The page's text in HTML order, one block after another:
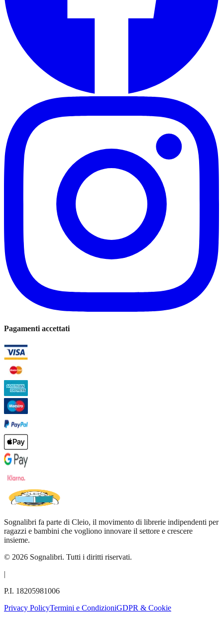
Pagamenti accettati
Sognalibri fa parte di Cleio, il movimento di librerie indipendenti per
ragazzi e bambini che vogliono innovare il settore e crescere
insieme.
© 2026 Sognalibri. Tutti i diritti riservati.
|
P.I. 18205981006
Privacy PolicyTermini e CondizioniGDPR & Cookie